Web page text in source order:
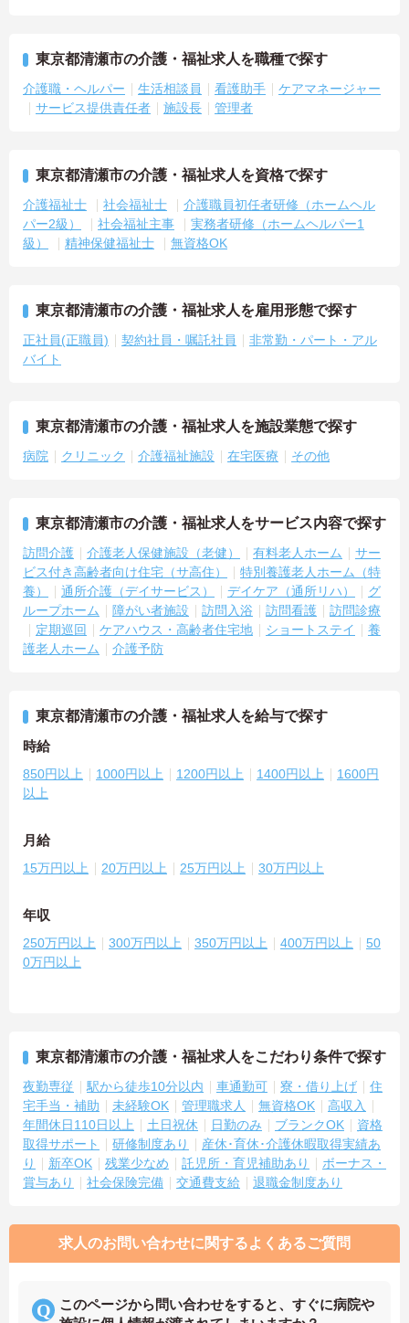
東京都清瀬市の介護・福祉求人を職種で探す
介護職・ヘルパー 生活相談員 看護助手
ケアマネージャー
サービス提供責任者
施設長 管理者
東京都清瀬市の介護・福祉求人を資格で探す
介護福祉士 社会福祉士
介護職員初任者研修（ホームヘル
パー2級）
社会福祉主事
実務者研修（ホームヘルパー1
級）
精神保健福祉士 無資格OK
東京都清瀬市の介護・福祉求人を雇用形態で探す
正社員(正職員) 契約社員・嘱託社員
非常勤・パート・アル
バイト
東京都清瀬市の介護・福祉求人を施設業態で探す
病院 クリニック 介護福祉施設 在宅医療 その他
東京都清瀬市の介護・福祉求人をサービス内容で探す
訪問介護 介護老人保健施設（老健） 有料老人ホーム
サー
ビス付き高齢者向け住宅（サ高住）
特別養護老人ホーム（特
養）
通所介護（デイサービス） デイケア（通所リハ）
グ
ループホーム
障がい者施設 訪問入浴 訪問看護
訪問診療
定期巡回
ケアハウス・高齢者住宅地 ショートステイ
養
護老人ホーム
介護予防
東京都清瀬市の介護・福祉求人を給与で探す
時給
850円以上 1000円以上 1200円以上 1400円以上
1600円
以上
月給
15万円以上 20万円以上 25万円以上 30万円以上
年収
250万円以上 300万円以上 350万円以上 400万円以上
50
0万円以上
東京都清瀬市の介護・福祉求人をこだわり条件で探す
夜勤専従 駅から徒歩10分以内 車通勤可 寮・借り上げ
住
宅手当・補助
未経験OK 管理職求人 無資格OK
高収入
年間休日110日以上
土日祝休 日勤のみ ブランクOK
資格
取得サポート
研修制度あり
産休･育休･介護休暇取得実績あ
り
新卒OK 残業少なめ 託児所・育児補助あり
ボーナス・
賞与あり
社会保険完備 交通費支給 退職金制度あり
求人のお問い合わせに関するよくあるご質問
このページから問い合わせをすると、すぐに病院や